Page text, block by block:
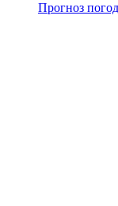
Прогноз